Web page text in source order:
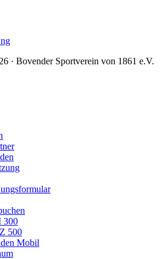
· Bovender Sportverein von 1861 e.V.
300
500
Mobil